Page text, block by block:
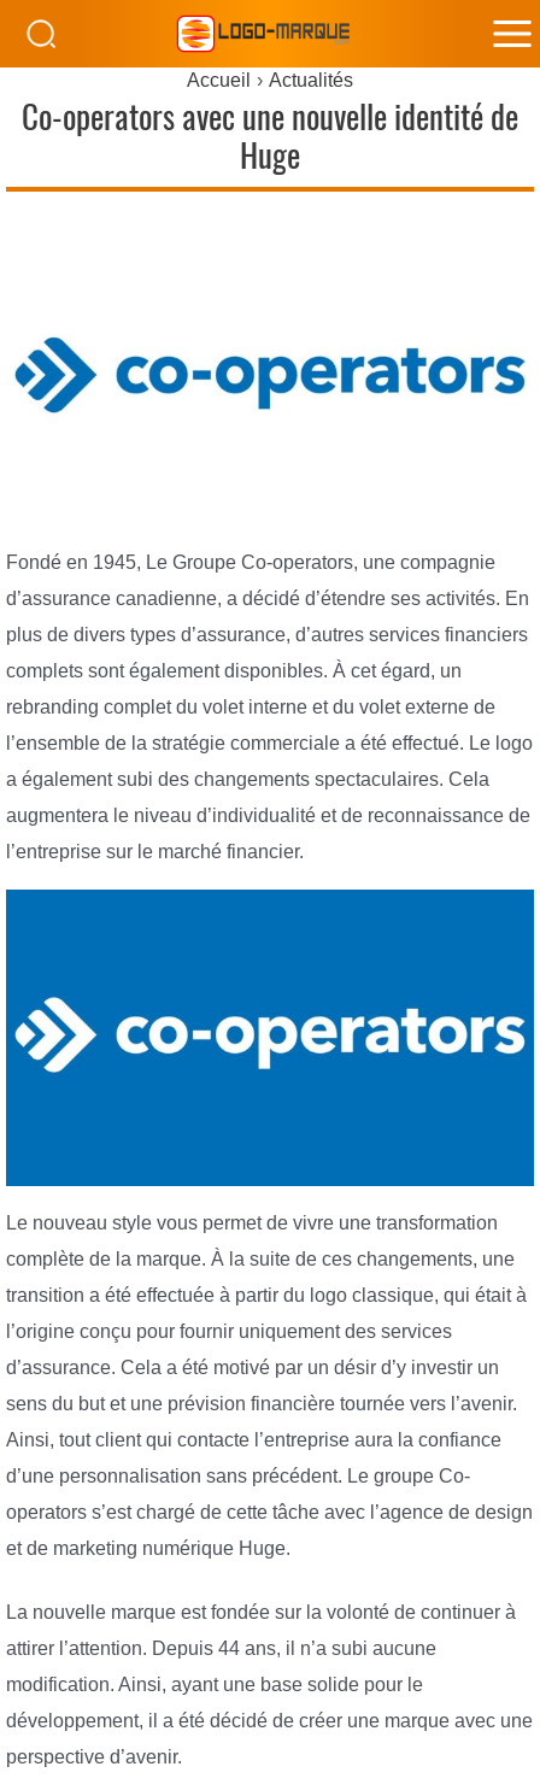
Accueil Actualités
Co-operators avec une nouvelle identité de
Huge
Fondé en 1945, Le Groupe Co-operators, une compagnie
d’assurance canadienne, a décidé d’étendre ses activités. En
plus de divers types d’assurance, d’autres services financiers
complets sont également disponibles. À cet égard, un
rebranding complet du volet interne et du volet externe de
l’ensemble de la stratégie commerciale a été effectué. Le logo
a également subi des changements spectaculaires. Cela
augmentera le niveau d’individualité et de reconnaissance de
l’entreprise sur le marché financier.
Le nouveau style vous permet de vivre une transformation
complète de la marque. À la suite de ces changements, une
transition a été effectuée à partir du logo classique, qui était à
l’origine conçu pour fournir uniquement des services
d’assurance. Cela a été motivé par un désir d’y investir un
sens du but et une prévision financière tournée vers l’avenir.
Ainsi, tout client qui contacte l’entreprise aura la confiance
d’une personnalisation sans précédent. Le groupe Co-
operators s’est chargé de cette tâche avec l’agence de design
et de marketing numérique Huge.
La nouvelle marque est fondée sur la volonté de continuer à
attirer l’attention. Depuis 44 ans, il n’a subi aucune
modification. Ainsi, ayant une base solide pour le
développement, il a été décidé de créer une marque avec une
perspective d’avenir.